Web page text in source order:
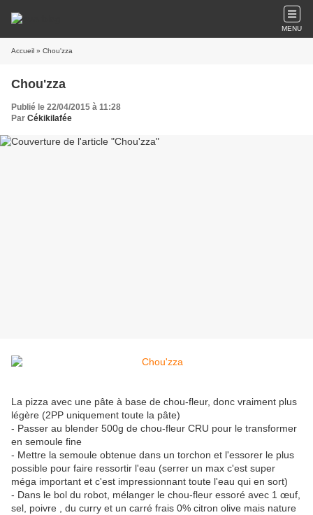
MENU
Accueil » Chou'zza
Chou'zza
Publié le 22/04/2015 à 11:28
Par Cékikilafée
La pizza avec une pâte à base de chou-fleur, donc vraiment plus
légère (2PP uniquement toute la pâte)
- Passer au blender 500g de chou-fleur CRU pour le transformer
en semoule fine
- Mettre la semoule obtenue dans un torchon et l'essorer le plus
possible pour faire ressortir l'eau (serrer un max c'est super
méga important et c'est impressionnant toute l'eau qui en sort)
- Dans le bol du robot, mélanger le chou-fleur essoré avec 1 œuf,
sel, poivre , du curry et un carré frais 0% citron olive mais nature